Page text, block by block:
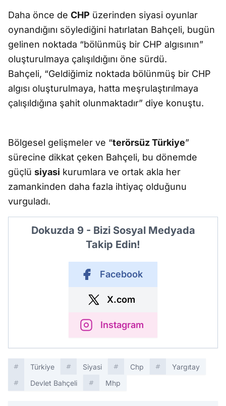
Daha önce de CHP üzerinden siyasi oyunlar
oynandığını söylediğini hatırlatan Bahçeli, bugün
gelinen noktada “bölünmüş bir CHP algısının”
oluşturulmaya çalışıldığını öne sürdü.
Bahçeli, “Geldiğimiz noktada bölünmüş bir CHP
algısı oluşturulmaya, hatta meşrulaştırılmaya
çalışıldığına şahit olunmaktadır” diye konuştu.
Bölgesel gelişmeler ve “terörsüz Türkiye”
sürecine dikkat çeken Bahçeli, bu dönemde
güçlü siyasi kurumlara ve ortak akla her
zamankinden daha fazla ihtiyaç olduğunu
vurguladı.
Dokuzda 9 - Bizi Sosyal Medyada
Takip Edin!
Facebook
X.com
Instagram
Türkiye Siyasi Chp
Yargıtay
Devlet Bahçeli
Mhp